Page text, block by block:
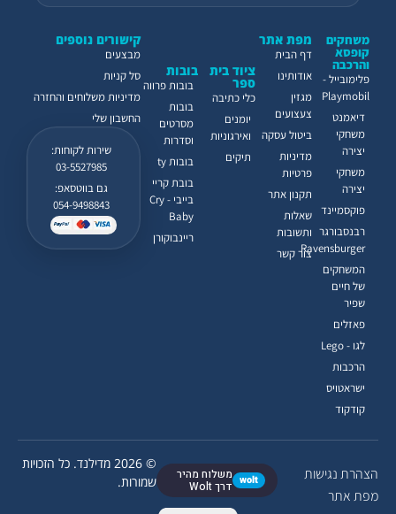
הצהרת נגישות
מפת אתר
wolt משלוח מהיר
דרך Wolt
© 2026 מדילנד. כל הזכויות
שמורות.
קישורים נוספים
מבצעים
סל קניות
מדיניות משלוחים והחזרה
החשבון שלי
שירות לקוחות:
03-5527985
גם בווטסאפ:
054-9498843
ציוד בית
ספר
כלי כתיבה
יומנים
ואירגוניות
תיקים
בובות
בובות פרווה
בובות
מסרטים
וסדרות
בובות ty
בובת קריי
בייבי - Cry
Baby
ריינבוקורן
משחקים
קופסא
והרכבה
פלימובייל -
Playmobil
דיאמנט
משחקי
יצירה
משחקי
יצירה
פוקסמיינד
רבנסבורגר
Ravensburger
המשחקים
של חיים
שפיר
פאזלים
לגו - Lego
הרכבות
ישראטויס
קודקוד
מפת אתר
דף הבית
אודותינו
מגזין
צעצועים
ביטול עסקה
מדיניות
פרטיות
תקנון אתר
שאלות
ותשובות
צור קשר